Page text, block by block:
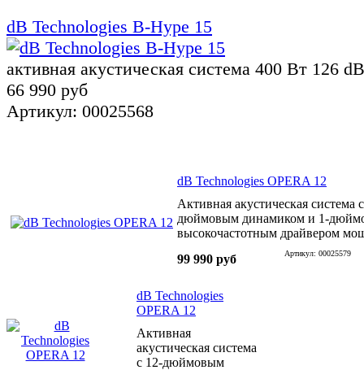
dB Technologies B-Hype 15
активная акустическая система 400 Вт 126
66 990 руб
Артикул: 00025568
dB Technologies OPERA 12
Активная акустическая система
дюймовым динамиком и 1-
высокочастотным драйвером
99 990 руб
Артикул: 00025579
dB Technologies
OPERA 12
Активная
акустическая система
с 12-дюймовым